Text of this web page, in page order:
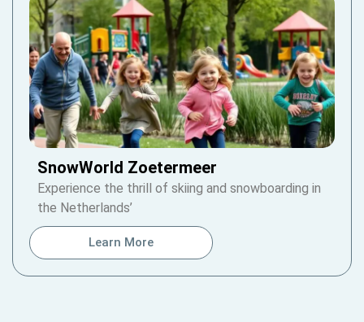
SnowWorld Zoetermeer
Experience the thrill of skiing and snowboarding in
the Netherlands’
Learn More